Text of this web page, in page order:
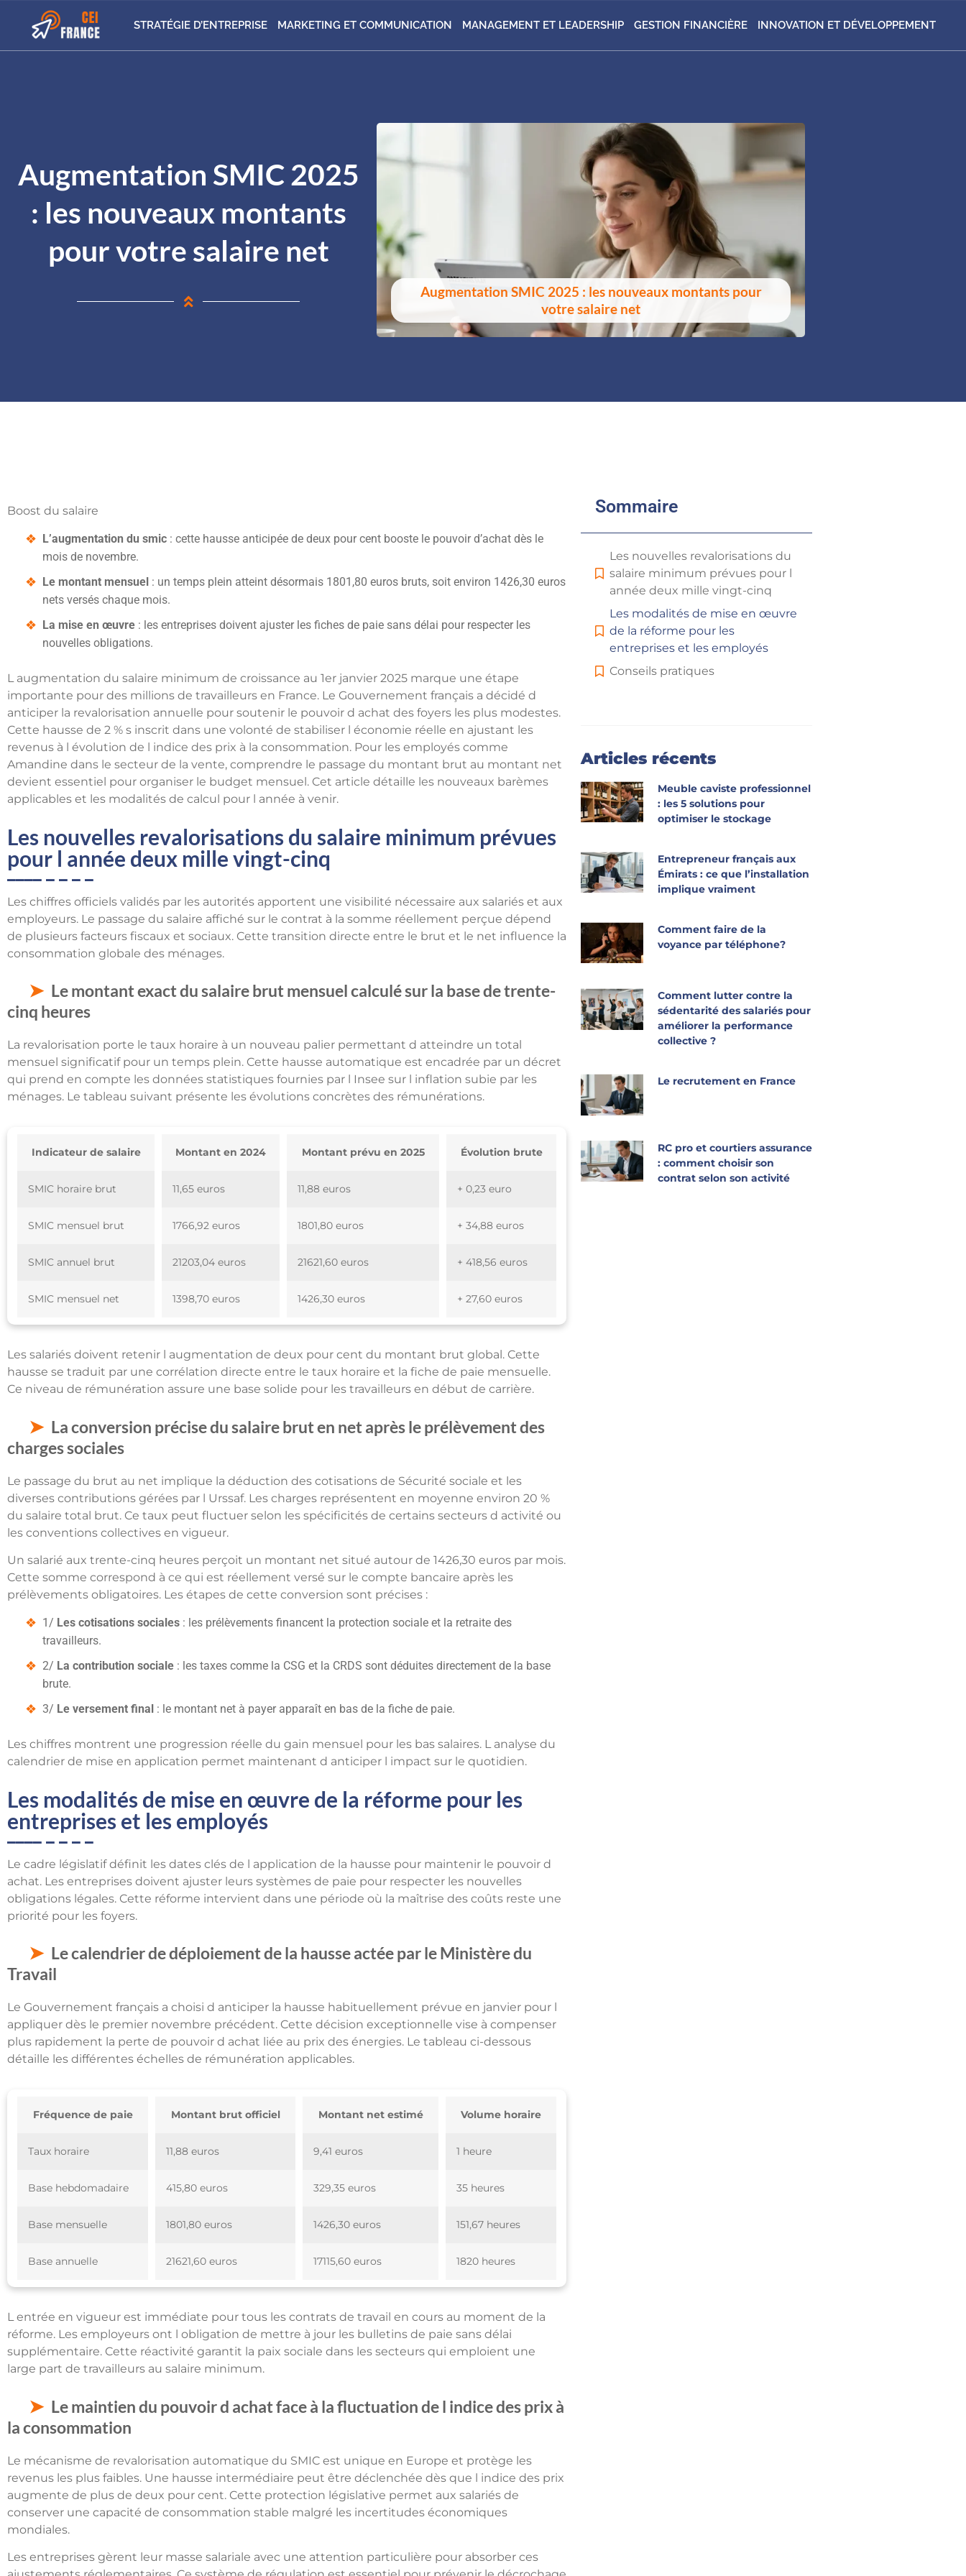
STRATÉGIE D’ENTREPRISE MARKETING ET COMMUNICATION MANAGEMENT ET LEADERSHIP GESTION FINANCIÈRE INNOVATION ET DÉVELOPPEMENT
Augmentation SMIC 2025
: les nouveaux montants
pour votre salaire net
Augmentation SMIC 2025 : les nouveaux montants pour
votre salaire net
Boost du salaire
L’augmentation du smic : cette hausse anticipée de deux pour cent booste le pouvoir d’achat dès le
mois de novembre.
Le montant mensuel : un temps plein atteint désormais 1801,80 euros bruts, soit environ 1426,30 euros
nets versés chaque mois.
La mise en œuvre : les entreprises doivent ajuster les fiches de paie sans délai pour respecter les
nouvelles obligations.
L augmentation du salaire minimum de croissance au 1er janvier 2025 marque une étape
importante pour des millions de travailleurs en France. Le Gouvernement français a décidé d
anticiper la revalorisation annuelle pour soutenir le pouvoir d achat des foyers les plus modestes.
Cette hausse de 2 % s inscrit dans une volonté de stabiliser l économie réelle en ajustant les
revenus à l évolution de l indice des prix à la consommation. Pour les employés comme
Amandine dans le secteur de la vente, comprendre le passage du montant brut au montant net
devient essentiel pour organiser le budget mensuel. Cet article détaille les nouveaux barèmes
applicables et les modalités de calcul pour l année à venir.
Les nouvelles revalorisations du salaire minimum prévues
pour l année deux mille vingt-cinq
Les chiffres officiels validés par les autorités apportent une visibilité nécessaire aux salariés et aux
employeurs. Le passage du salaire affiché sur le contrat à la somme réellement perçue dépend
de plusieurs facteurs fiscaux et sociaux. Cette transition directe entre le brut et le net influence la
consommation globale des ménages.
Le montant exact du salaire brut mensuel calculé sur la base de trente-
cinq heures
La revalorisation porte le taux horaire à un nouveau palier permettant d atteindre un total
mensuel significatif pour un temps plein. Cette hausse automatique est encadrée par un décret
qui prend en compte les données statistiques fournies par l Insee sur l inflation subie par les
ménages. Le tableau suivant présente les évolutions concrètes des rémunérations.
Indicateur de salaire Montant en 2024 Montant prévu en 2025 Évolution brute
SMIC horaire brut 11,65 euros 11,88 euros + 0,23 euro
SMIC mensuel brut 1766,92 euros 1801,80 euros + 34,88 euros
SMIC annuel brut 21203,04 euros 21621,60 euros + 418,56 euros
SMIC mensuel net 1398,70 euros 1426,30 euros + 27,60 euros
Les salariés doivent retenir l augmentation de deux pour cent du montant brut global. Cette
hausse se traduit par une corrélation directe entre le taux horaire et la fiche de paie mensuelle.
Ce niveau de rémunération assure une base solide pour les travailleurs en début de carrière.
La conversion précise du salaire brut en net après le prélèvement des
charges sociales
Le passage du brut au net implique la déduction des cotisations de Sécurité sociale et les
diverses contributions gérées par l Urssaf. Les charges représentent en moyenne environ 20 %
du salaire total brut. Ce taux peut fluctuer selon les spécificités de certains secteurs d activité ou
les conventions collectives en vigueur.
Un salarié aux trente-cinq heures perçoit un montant net situé autour de 1426,30 euros par mois.
Cette somme correspond à ce qui est réellement versé sur le compte bancaire après les
prélèvements obligatoires. Les étapes de cette conversion sont précises :
1/ Les cotisations sociales : les prélèvements financent la protection sociale et la retraite des
travailleurs.
2/ La contribution sociale : les taxes comme la CSG et la CRDS sont déduites directement de la base
brute.
3/ Le versement final : le montant net à payer apparaît en bas de la fiche de paie.
Les chiffres montrent une progression réelle du gain mensuel pour les bas salaires. L analyse du
calendrier de mise en application permet maintenant d anticiper l impact sur le quotidien.
Les modalités de mise en œuvre de la réforme pour les
entreprises et les employés
Le cadre législatif définit les dates clés de l application de la hausse pour maintenir le pouvoir d
achat. Les entreprises doivent ajuster leurs systèmes de paie pour respecter les nouvelles
obligations légales. Cette réforme intervient dans une période où la maîtrise des coûts reste une
priorité pour les foyers.
Le calendrier de déploiement de la hausse actée par le Ministère du
Travail
Le Gouvernement français a choisi d anticiper la hausse habituellement prévue en janvier pour l
appliquer dès le premier novembre précédent. Cette décision exceptionnelle vise à compenser
plus rapidement la perte de pouvoir d achat liée au prix des énergies. Le tableau ci-dessous
détaille les différentes échelles de rémunération applicables.
Fréquence de paie Montant brut officiel Montant net estimé Volume horaire
Taux horaire 11,88 euros 9,41 euros 1 heure
Base hebdomadaire 415,80 euros 329,35 euros 35 heures
Base mensuelle 1801,80 euros 1426,30 euros 151,67 heures
Base annuelle 21621,60 euros 17115,60 euros 1820 heures
L entrée en vigueur est immédiate pour tous les contrats de travail en cours au moment de la
réforme. Les employeurs ont l obligation de mettre à jour les bulletins de paie sans délai
supplémentaire. Cette réactivité garantit la paix sociale dans les secteurs qui emploient une
large part de travailleurs au salaire minimum.
Le maintien du pouvoir d achat face à la fluctuation de l indice des prix à
la consommation
Le mécanisme de revalorisation automatique du SMIC est unique en Europe et protège les
revenus les plus faibles. Une hausse intermédiaire peut être déclenchée dès que l indice des prix
augmente de plus de deux pour cent. Cette protection législative permet aux salariés de
conserver une capacité de consommation stable malgré les incertitudes économiques
mondiales.
Les entreprises gèrent leur masse salariale avec une attention particulière pour absorber ces
Sommaire
Les nouvelles revalorisations du
salaire minimum prévues pour l
année deux mille vingt-cinq
Les modalités de mise en œuvre
de la réforme pour les
entreprises et les employés
Conseils pratiques
Articles récents
Meuble caviste professionnel
: les 5 solutions pour
optimiser le stockage
Entrepreneur français aux
Émirats : ce que l’installation
implique vraiment
Comment faire de la
voyance par téléphone?
Comment lutter contre la
sédentarité des salariés pour
améliorer la performance
collective ?
Le recrutement en France
RC pro et courtiers assurance
: comment choisir son
contrat selon son activité